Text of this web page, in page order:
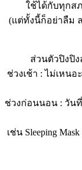
ใช้ได้กับทุกส
(แต่ทั้งนี้ก็อย่าลืม
ส่วนตัวปิงปิ
ช่วงเช้า : ไม่เหน
ช่วงก่อนนอน : วัน
เช่น Sleeping